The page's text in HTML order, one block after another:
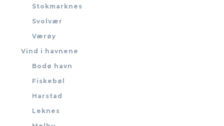
Stokmarknes
Svolvær
Værøy
Vind i havnene
Bodø havn
Fiskebøl
Harstad
Leknes